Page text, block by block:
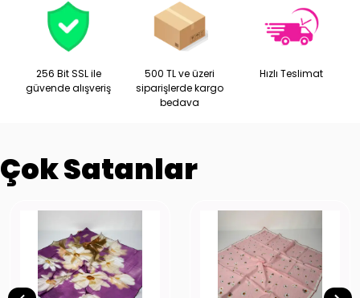
256 Bit SSL ile
güvende alışveriş
500 TL ve üzeri
siparişlerde kargo
bedava
Hızlı Teslimat
Çok Satanlar